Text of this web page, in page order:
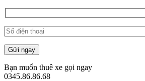
Gửi ngay
Bạn muốn thuê xe gọi ngay
0345.86.86.68